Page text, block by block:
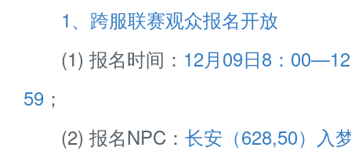
1、跨服联赛观众报名开放
(1) 报名时间： 12月09日8：
59 ；
(2) 报名NPC： 长安（628,50）入